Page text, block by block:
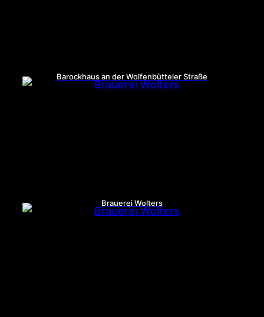
Barockhaus an der Wolfenbütteler Straße
Brauerei Wolters